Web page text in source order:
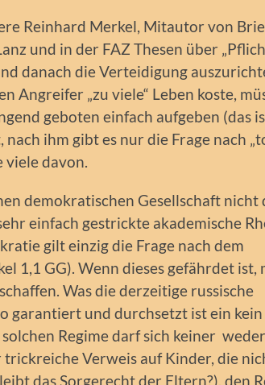
Reinhard Merkel, Mitautor von
und in der FAZ Thesen über
danach die Verteidigung
Angreifer „zu viele“ Leben koste,
geboten einfach aufgeben (das
nach ihm gibt es nur die Frage nach
viele davon.
demokratischen Gesellschaft nicht
einfach gestrickte akademische
gilt einzig die Frage nach dem
1,1 GG). Wenn dieses gefährdet ist,
Was die derzeitige russische
garantiert und durchsetzt ist ein kein
Regime darf sich keiner weder
Verweis auf Kinder, die
das Sorgerecht der Eltern?), den